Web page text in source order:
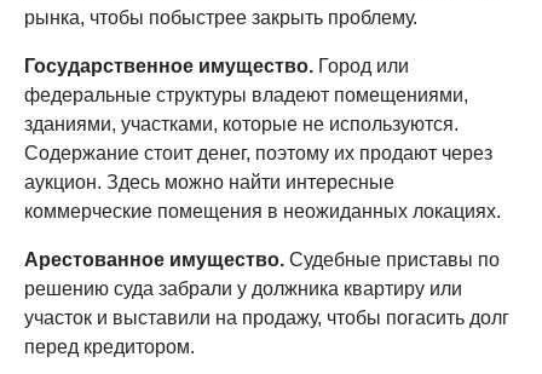
рынка, чтобы побыстрее закрыть проблему.
Государственное имущество. Город или
федеральные структуры владеют помещениями,
зданиями, участками, которые не используются.
Содержание стоит денег, поэтому их продают через
аукцион. Здесь можно найти интересные
коммерческие помещения в неожиданных локациях.
Арестованное имущество. Судебные приставы по
решению суда забрали у должника квартиру или
участок и выставили на продажу, чтобы погасить долг
перед кредитором.